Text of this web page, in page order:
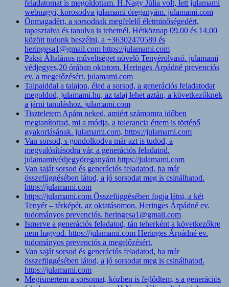
feladatomat is megoldottam. H.Nagy Júlia volt, lett julamami
webnagyi, korosodva julamami öreganyám. julamami.com
Önmagadért, a sorsodnak megfelelő életminőségedért,
tapasztalva és tanulva is tehetnél. Hétköznap 09.00 és 14.00
között tudunk beszélni, a +36302470589 és
heringesa1@gmail.com https://julamami.com
Paksi Általános műveltséget növelő Tenyérolvasó. julamami
védjegyes,20 órában oktatom. Heringes Árpádné prevenciós
ev. a megelőzésért. julamami.com
Talpaiddal a talajon, éled a sorsod, a generációs feladatodat
megoldod, julamami.hu, az talaj lehet aztán, a következőknek
a járni tanuláshoz. julamami.com
Tiszteletem Apám neked, amiért számomra időben
megtanítottad, mi a módja, a tolerancia értem is történő
gyakorlásának. julamami.com, https://julamami.com
Van sorsod, s gondolkodva már azt is tudod, a
megvalósításodra vár, a generációs feladatod.
julamamivédjegyöreganyám https://julamami.com
Van saját sorsod és generációs feladatod, ha már
összefüggésében látod, a jó sorsodat meg is csinálhatod.
https://julamami.com
https://julamami.com Összefüggésében fogja látni, a két
Tenyér – térképét, az oktatásomon. Heringes Árpádné ev.
tudományos prevenciós. heringesa1@gmail.com
Ismerve a generációs feladatod, tán teherként a következőkre
nem hagyod. https://julamami.com Heringes Árpádné ev.
tudományos prevenciós a megelőzésért.
Van saját sorsod és generációs feladatod, ha már
összefüggésében látod, a jó sorsodat meg is csinálhatod.
https://julamami.com
Megismertem a sorsomat, közben is fejlődtem, s a generációs